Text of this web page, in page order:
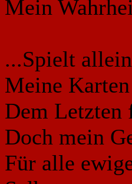
Mein
...Spielt
Meine
Dem
Doch mein
Für alle